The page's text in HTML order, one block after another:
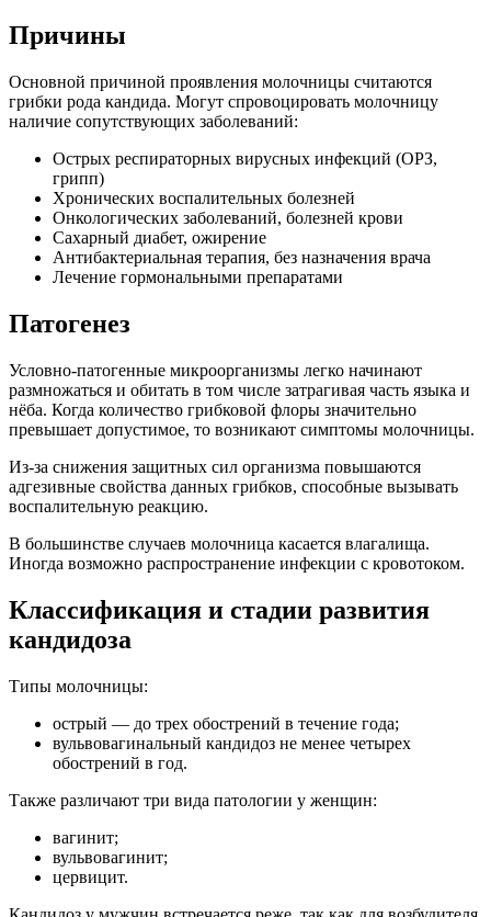
Причины
Основной причиной проявления молочницы считаются
грибки рода кандида. Могут спровоцировать молочницу
наличие сопутствующих заболеваний:
Острых респираторных вирусных инфекций (ОРЗ,
грипп)
Хронических воспалительных болезней
Онкологических заболеваний, болезней крови
Сахарный диабет, ожирение
Антибактериальная терапия, без назначения врача
Лечение гормональными препаратами
Патогенез
Условно-патогенные микроорганизмы легко начинают
размножаться и обитать в том числе затрагивая часть языка и
нёба. Когда количество грибковой флоры значительно
превышает допустимое, то возникают симптомы молочницы.
Из-за снижения защитных сил организма повышаются
адгезивные свойства данных грибков, способные вызывать
воспалительную реакцию.
В большинстве случаев молочница касается влагалища.
Иногда возможно распространение инфекции с кровотоком.
Классификация и стадии развития
кандидоза
Типы молочницы:
острый — до трех обострений в течение года;
вульвовагинальный кандидоз не менее четырех
обострений в год.
Также различают три вида патологии у женщин:
вагинит;
вульвовагинит;
цервицит.